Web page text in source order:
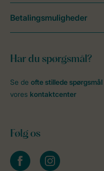
Har du spørgsmål?
Se de ofte stillede spørgsmål
vores kontaktcenter
Følg os
facebookinstagram
Betalingsmuligheder